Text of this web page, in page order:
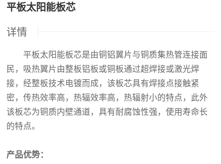
平板太阳能板芯
详情
平板太阳能板芯是由铜铝翼片与铜质集热管连接面
民，吸热翼片由整板铝板或铜板通过超焊接或激光焊
接，经整板技术电镀而成，该板芯具有焊接点接触紧
密，传热效率高，热辐效率高，热辐射小的特点，此外
该板芯为铜质内壁通道，具有耐腐蚀性强，使用寿命长
的特点。
产品优势：